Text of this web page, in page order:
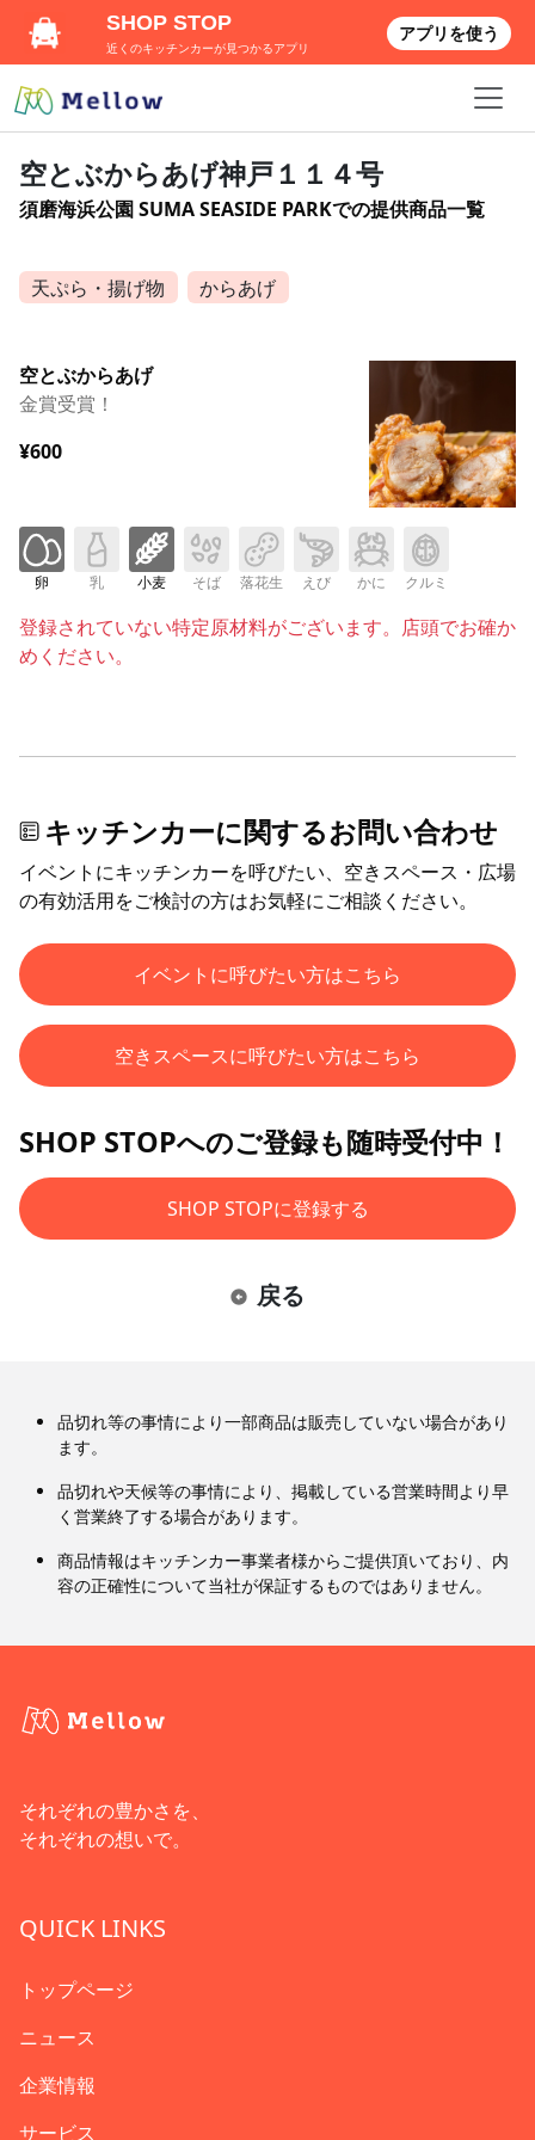
空とぶからあげ神戸１１４号
須磨海浜公園 SUMA SEASIDE PARKでの提供商品一覧
天ぷら・揚げ物 からあげ
空とぶからあげ
金賞受賞！
¥600
卵 乳 小麦 そば 落花生 えび かに クルミ
登録されていない特定原材料がございます。店頭でお確か
めください。
キッチンカーに関するお問い合わせ
イベントにキッチンカーを呼びたい、空きスペース・広場
の有効活用をご検討の方はお気軽にご相談ください。
イベントに呼びたい方はこちら
空きスペースに呼びたい方はこちら
SHOP STOPへのご登録も随時受付中！
SHOP STOPに登録する
戻る
品切れ等の事情により一部商品は販売していない場合があり
ます。
品切れや天候等の事情により、掲載している営業時間より早
く営業終了する場合があります。
商品情報はキッチンカー事業者様からご提供頂いており、内
容の正確性について当社が保証するものではありません。
それぞれの豊かさを、
それぞれの想いで。
QUICK LINKS
トップページ
ニュース
企業情報
サービス
SHOP STOP
近くのキッチンカーが見つかるアプリ
アプリを使う